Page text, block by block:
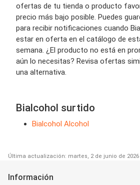
ofertas de tu tienda o producto
precio más bajo posible. Puedes
para recibir notificaciones cuando
estar en oferta en el catálogo de
semana. ¿El producto no está en
aún lo necesitas? Revisa ofertas
una alternativa.
Bialcohol surtido
Bialcohol Alcohol
Última actualización: martes, 2 de junio de 2026
Información